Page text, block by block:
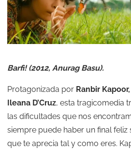
Barfi! (2012, Anurag Basu).
Protagonizada por Ranbir Kapoor,
Ileana D’Cruz, esta tragicomedia
las dificultades que nos
siempre puede haber un final feliz
que te aprecia tal y como eres.